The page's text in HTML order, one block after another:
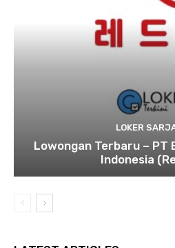
LOKER
Lowongan Terbaru – PT
Indonesia